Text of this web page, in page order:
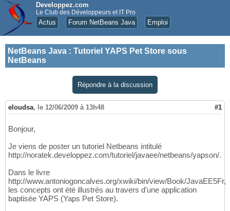
Developpez.com
Le Club des Développeurs et IT Pro
Actus Forum NetBeans Java Emploi
NetBeans Java : Tutoriel YAPS Pet Store sous
NetBeans
Répondre à la discussion
eloudsa, le 12/06/2009 à 13h48 #1
Bonjour,
Je viens de poster un tutoriel Netbeans intitulé
http://noratek.developpez.com/tutoriel/javaee/netbeans/yapson/.
Dans le livre
http://www.antoniogoncalves.org/xwiki/bin/view/Book/JavaEE5Fr,
les concepts ont été illustrés au travers d'une application
baptisée YAPS (Yaps Pet Store).